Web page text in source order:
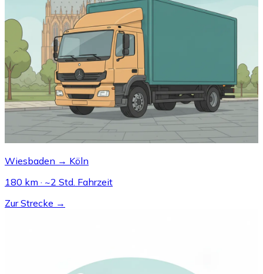
Wiesbaden → Köln
180 km · ~2 Std. Fahrzeit
Zur Strecke →